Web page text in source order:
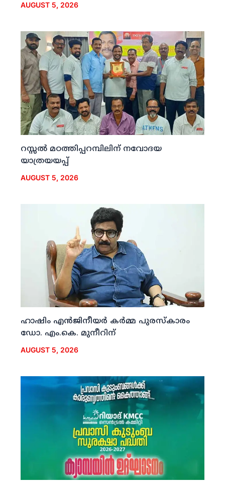
AUGUST 5, 2026
റസ്സല്‍ മഠത്തിപ്പറമ്പിലിന് നവോദയ
യാത്രയയപ്പ്
AUGUST 5, 2026
ഹാഷിം എന്‍ജിനീയര്‍ കര്‍മ്മ പുരസ്‌കാരം
ഡോ. എം.കെ. മുനീറിന്
AUGUST 5, 2026